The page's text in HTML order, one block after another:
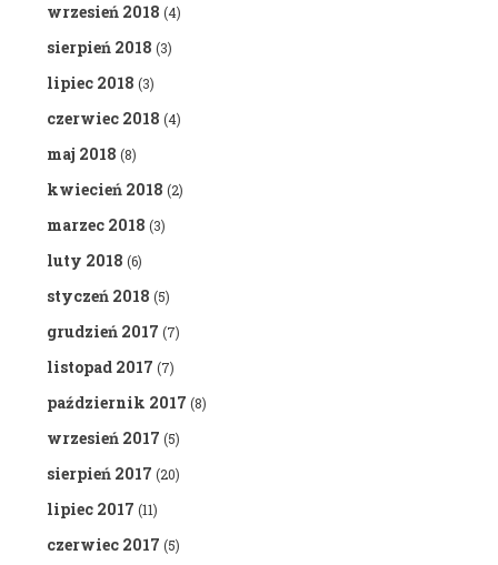
wrzesień 2018 (4)
sierpień 2018 (3)
lipiec 2018 (3)
czerwiec 2018 (4)
maj 2018 (8)
kwiecień 2018 (2)
marzec 2018 (3)
luty 2018 (6)
styczeń 2018 (5)
grudzień 2017 (7)
listopad 2017 (7)
październik 2017 (8)
wrzesień 2017 (5)
sierpień 2017 (20)
lipiec 2017 (11)
czerwiec 2017 (5)